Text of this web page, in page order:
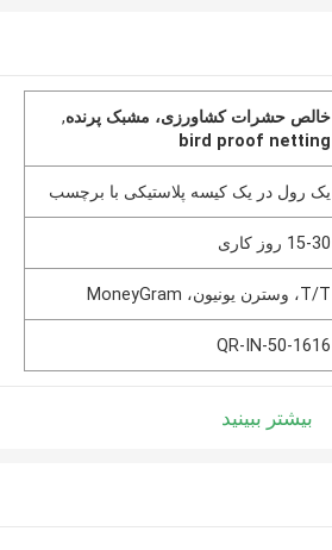
خالص حشرات کشاورزی، مشبک پرنده,
bird proof netting
یک رول در یک کیسه پلاستیکی با برچسب
15-30 روز کاری
T/T، وسترن یونیون، MoneyGram
QR-IN-50-1616
بیشتر ببینید